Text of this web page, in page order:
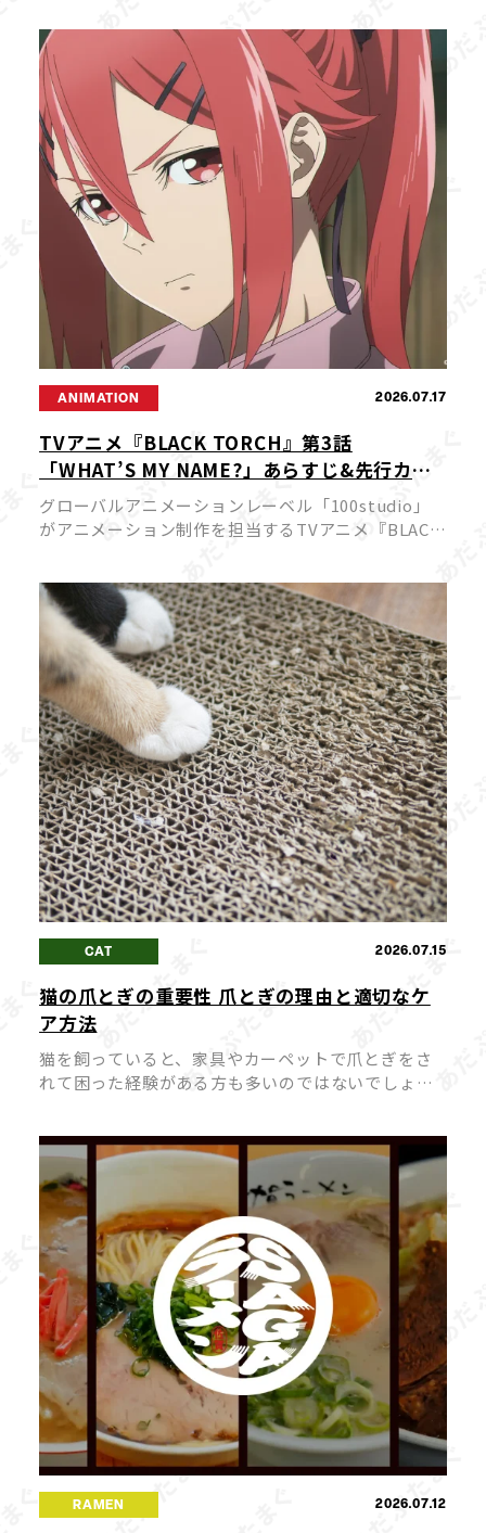
化など、さまざまな原因が隠れている […]
ANIMATION 2026.07.17
TVアニメ『BLACK TORCH』第3話
「WHAT’S MY NAME?」あらすじ&先行カッ
ト公開!物ノ怪嫌いの一華と弐郎・羅睺が一触
即発!?
グローバルアニメーションレーベル「100studio」
がアニメーション制作を担当するTVアニメ『BLACK
原作は […]
CAT 2026.07.15
猫の爪とぎの重要性 爪とぎの理由と適切なケ
ア方法
猫を飼っていると、家具やカーペットで爪とぎをさ
れて困った経験がある方も多いのではないでしょう
せようとするとストレスの原因になって […]
RAMEN 2026.07.12